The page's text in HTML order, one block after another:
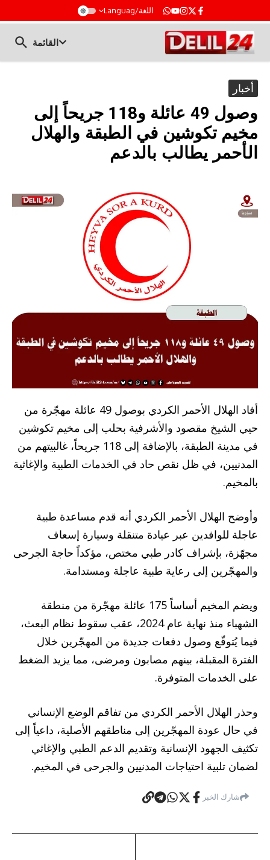
اللغة/Languag
القائمة
أخبار
وصول 49 عائلة و118 جريحاً إلى
مخيم تكوشين في الطبقة والهلال
الأحمر يطالب بالدعم
أفاد الهلال الأحمر الكردي بوصول 49 عائلة مهجّرة من
حيي الشيخ مقصود والأشرفية بحلب إلى مخيم تكوشين
في مدينة الطبقة، بالإضافة إلى 118 جريحاً، غالبيتهم من
المدنيين، في ظل نقص حاد في الخدمات الطبية والإغاثية
بالمخيم.
وأوضح الهلال الأحمر الكردي أنه قدم مساعدة طبية
عاجلة للوافدين عبر عيادة متنقلة وسيارة إسعاف
مجهّزة، بإشراف كادر طبي مختص، مؤكداً حاجة الجرحى
والمهجّرين إلى رعاية طبية عاجلة ومستدامة.
ويضم المخيم أساساً 175 عائلة مهجّرة من منطقة
الشهباء منذ نهاية عام 2024، عقب سقوط نظام البعث،
فيما يُتوقّع وصول دفعات جديدة من المهجّرين خلال
الفترة المقبلة، بينهم مصابون ومرضى، مما يزيد الضغط
على الخدمات المتوفرة.
وحذر الهلال الأحمر الكردي من تفاقم الوضع الإنساني
في حال عودة المهجّرين إلى مناطقهم الأصلية، داعياً إلى
تكثيف الجهود الإنسانية وتقديم الدعم الطبي والإغاثي
لضمان تلبية احتياجات المدنيين والجرحى في المخيم.
شارك الخبر